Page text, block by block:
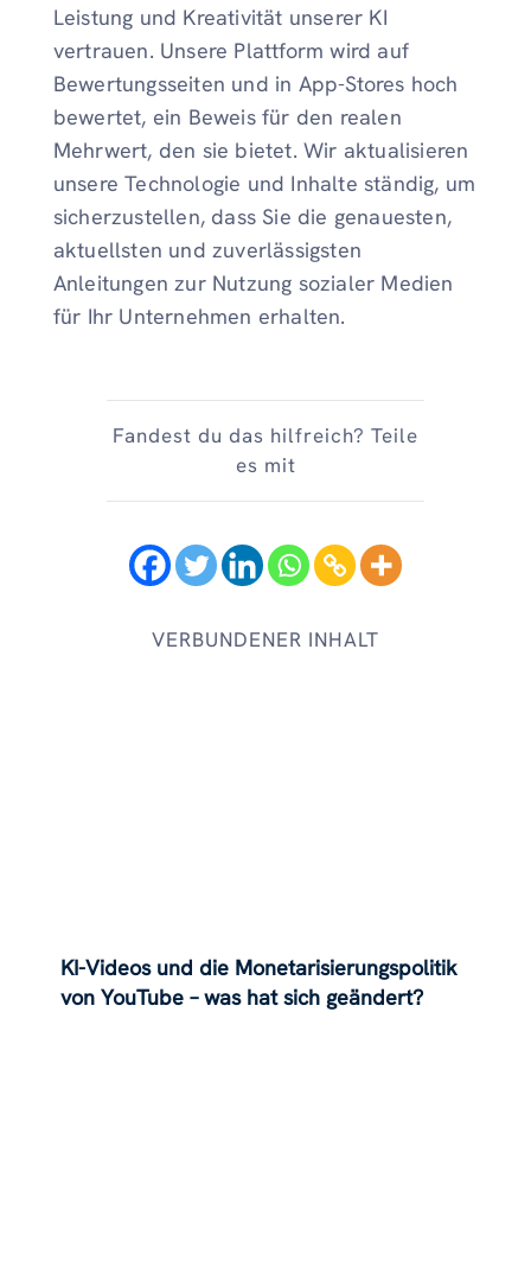
Leistung und Kreativität unserer KI
vertrauen. Unsere Plattform wird auf
Bewertungsseiten und in App-Stores hoch
bewertet, ein Beweis für den realen
Mehrwert, den sie bietet. Wir aktualisieren
unsere Technologie und Inhalte ständig, um
sicherzustellen, dass Sie die genauesten,
aktuellsten und zuverlässigsten
Anleitungen zur Nutzung sozialer Medien
für Ihr Unternehmen erhalten.
Fandest du das hilfreich? Teile
es mit
VERBUNDENER INHALT
KI-Videos und die Monetarisierungspolitik
von YouTube – was hat sich geändert?